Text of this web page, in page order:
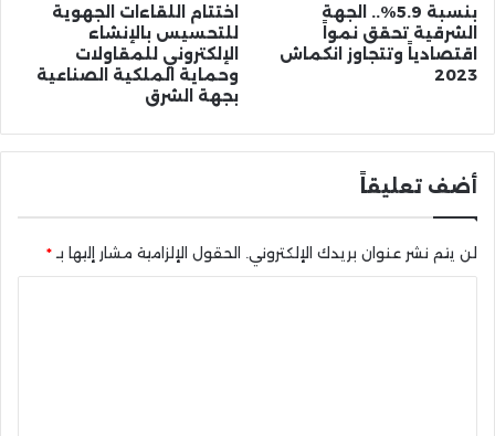
بنسبة 5.9%.. الجهة
الشرقية تحقق نمواً
اقتصادياً وتتجاوز انكماش
2023
اختتام اللقاءات الجهوية
للتحسيس بالإنشاء
الإلكتروني للمقاولات
وحماية الملكية الصناعية
بجهة الشرق
أضف تعليقاً
لن يتم نشر عنوان بريدك الإلكتروني. الحقول الإلزامية مشار إليها بـ *